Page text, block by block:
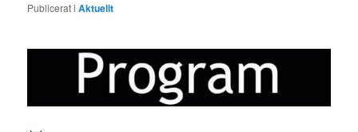
Publicerat i Aktuellt